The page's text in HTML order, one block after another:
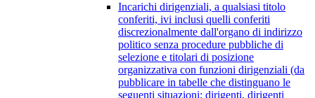
Incarichi dirigenziali, a qualsiasi titolo
conferiti, ivi inclusi quelli conferiti
discrezionalmente dall'organo di indirizzo
politico senza procedure pubbliche di
selezione e titolari di posizione
organizzativa con funzioni dirigenziali (da
pubblicare in tabelle che distinguano le
seguenti situazioni: dirigenti, dirigenti